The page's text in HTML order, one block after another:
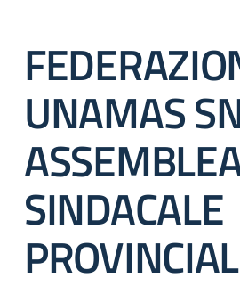
UNAMAS
SINDACALE